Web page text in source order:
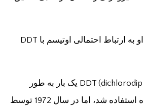
براون و تیم بین المللی او به ارتباط احتمالی اوتیسم با DDT
DDT (dichlorodiphenyltrichloroethane) یک بار به طور
گسترده در ایالات متحده استفاده شد، اما در سال 1972 توسط